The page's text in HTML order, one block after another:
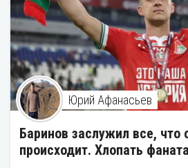
Юрий Афанасьев
Баринов заслужил все, что
происходит. Хлопать